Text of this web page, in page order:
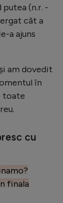
putea (n.r. -
cât a
a ajuns
am dovedit
în
toate
cu
finala